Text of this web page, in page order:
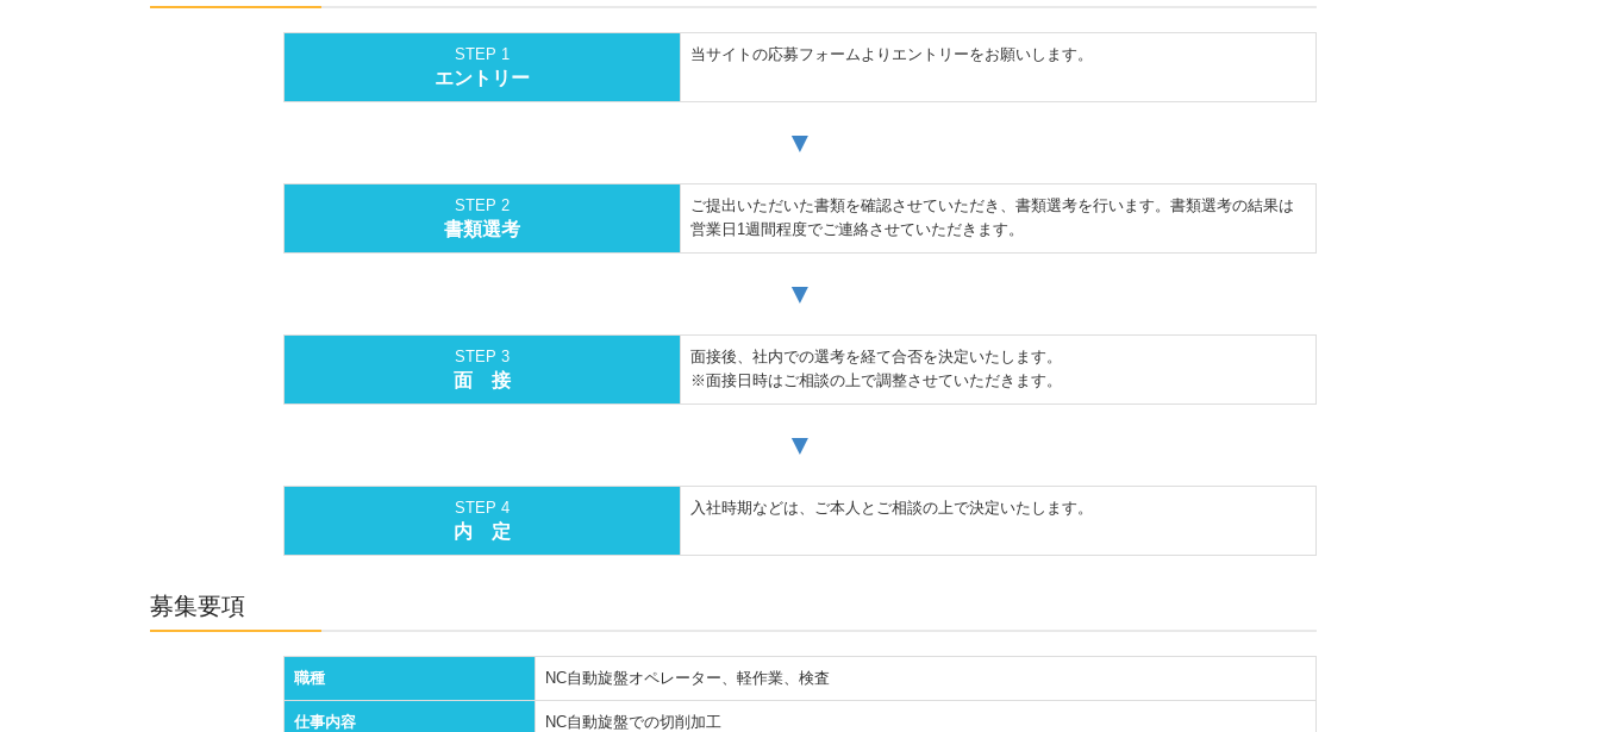
STEP 1
エントリー
当サイトの応募フォームよりエントリーをお願いします。
▼
STEP 2
書類選考
ご提出いただいた書類を確認させていただき、書類選考を行います。書類選考の結果は
営業日1週間程度でご連絡させていただきます。
▼
STEP 3
面 接
面接後、社内での選考を経て合否を決定いたします。
※面接日時はご相談の上で調整させていただきます。
▼
STEP 4
内 定
入社時期などは、ご本人とご相談の上で決定いたします。
募集要項
職種 NC自動旋盤オペレーター、軽作業、検査
仕事内容 NC自動旋盤での切削加工